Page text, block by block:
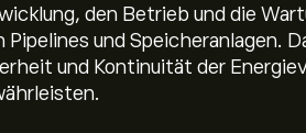
den Betrieb und die
und Speicheranlagen.
und Kontinuität der